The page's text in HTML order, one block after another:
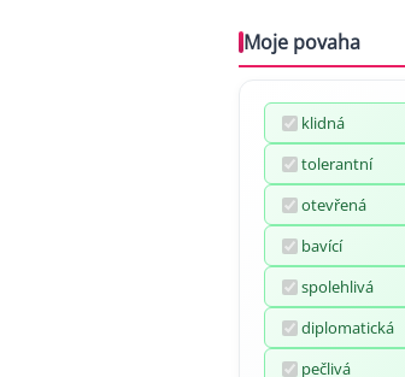
Moje povaha
klidná
tolerantní
otevřená
bavící
spolehlivá
diplomatická
pečlivá